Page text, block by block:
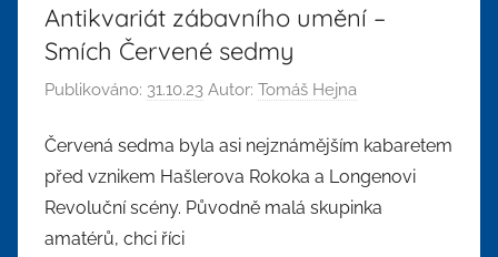
Antikvariát zábavního umění –
Smích Červené sedmy
Publikováno: 31.10.23 Autor: Tomáš Hejna
Červená sedma byla asi nejznámějším kabaretem
před vznikem Hašlerova Rokoka a Longenovi
Revoluční scény. Původně malá skupinka
amatérů, chci říci